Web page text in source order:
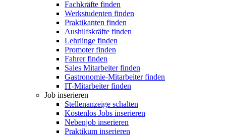
Fachkräfte finden
Werkstudenten finden
Praktikanten finden
Aushilfskräfte finden
Lehrlinge finden
Promoter finden
Fahrer finden
Sales Mitarbeiter finden
Gastronomie-Mitarbeiter finden
IT-Mitarbeiter finden
Job inserieren
Stellenanzeige schalten
Kostenlos Jobs inserieren
Nebenjob inserieren
Praktikum inserieren